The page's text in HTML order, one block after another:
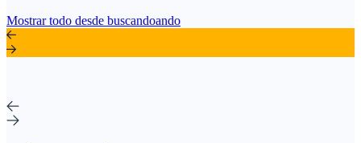
Mostrar todo desde buscandoando